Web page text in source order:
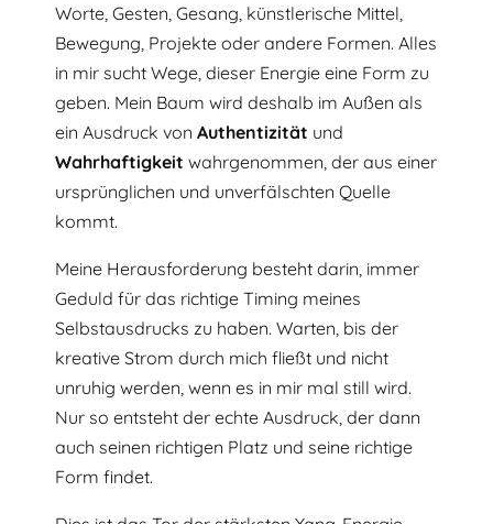
Worte, Gesten, Gesang, künstlerische Mittel,
Bewegung, Projekte oder andere Formen. Alles
in mir sucht Wege, dieser Energie eine Form zu
geben. Mein Baum wird deshalb im Außen als
ein Ausdruck von Authentizität und
Wahrhaftigkeit wahrgenommen, der aus einer
ursprünglichen und unverfälschten Quelle
kommt.
Meine Herausforderung besteht darin, immer
Geduld für das richtige Timing meines
Selbstausdrucks zu haben. Warten, bis der
kreative Strom durch mich fließt und nicht
unruhig werden, wenn es in mir mal still wird.
Nur so entsteht der echte Ausdruck, der dann
auch seinen richtigen Platz und seine richtige
Form findet.